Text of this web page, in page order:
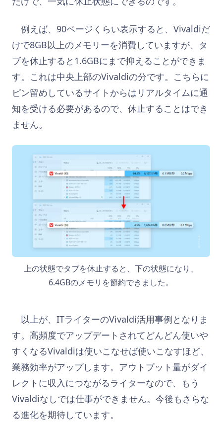
例えば、90ページくらい表示すると、Vivaldiだ
けで8GB以上のメモリーを消費していますが、タ
ブを休止すると1.6GBにまで抑えることができま
す。これは中央上部のVivaldiの分です。こちらに
ピン留めしているサイトからはリアルタイムに通
知を受ける必要があるので、休止することはでき
ません。
上の状態でタブを休止すると、下の状態になり、
6.4GBのメモリを節約できました。
以上が、ITライターのVivaldi活用事例となりま
す。高頻度でアップデートされてどんどん使いや
すくなるVivaldiは使いこなせば使いこなすほど、
業務効率がアップします。アウトプット量がダイ
レクトに収入につながるライターなので、もう
Vivaldiなしでは仕事ができません。今後もさらな
る進化を期待しています。